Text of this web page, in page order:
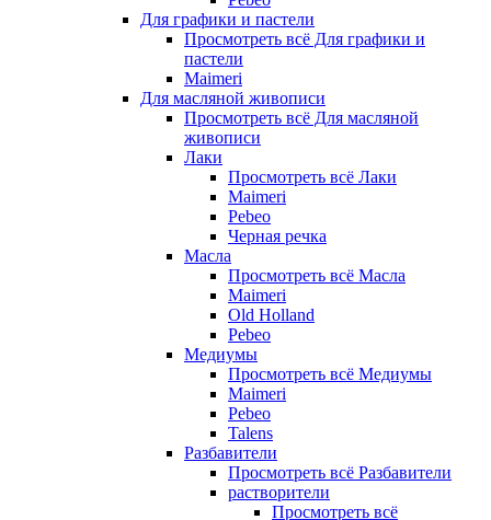
Для графики и пастели
Просмотреть всё Для графики и
пастели
Maimeri
Для масляной живописи
Просмотреть всё Для масляной
живописи
Лаки
Просмотреть всё Лаки
Maimeri
Pebeo
Черная речка
Масла
Просмотреть всё Масла
Maimeri
Old Holland
Pebeo
Медиумы
Просмотреть всё Медиумы
Maimeri
Pebeo
Talens
Разбавители
Просмотреть всё Разбавители
растворители
Просмотреть всё